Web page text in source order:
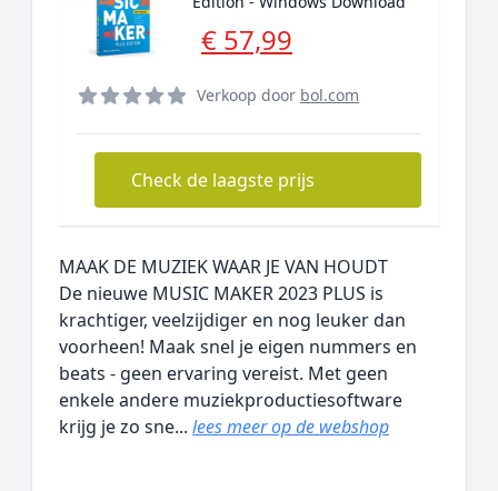
€ 57,99
Verkoop door bol.com
Check de laagste prijs
MAAK DE MUZIEK WAAR JE VAN HOUDT
De nieuwe MUSIC MAKER 2023 PLUS is
krachtiger, veelzijdiger en nog leuker dan
voorheen! Maak snel je eigen nummers en
beats - geen ervaring vereist. Met geen
enkele andere muziekproductiesoftware
krijg je zo sne... lees meer op de webshop